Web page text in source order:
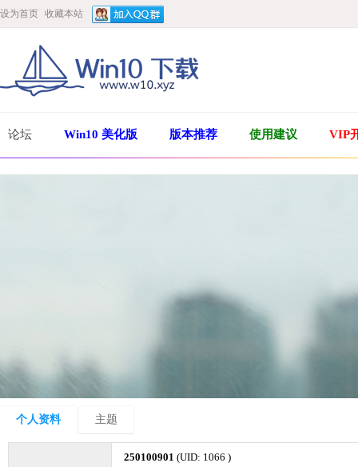
设为首页 收藏本站
论坛 Win10 美化版 版本推荐 使用建议 VIP
个人资料 主题
250100901 (UID: 1066 )